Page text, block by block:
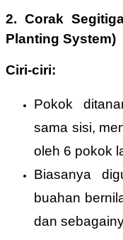
2. Corak
Planting System)
Ciri-ciri:
Pokok
sama sisi,
oleh 6 pokok
Biasanya
buahan
dan